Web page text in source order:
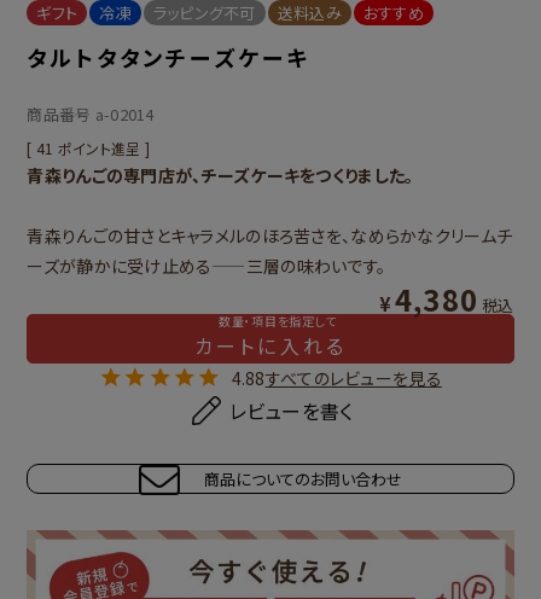
ギフト 冷凍 ラッピング不可 送料込み おすすめ
タルトタタンチーズケーキ
商品番号 a-02014
[ 41 ポイント進呈 ]
青森りんごの専門店が、チーズケーキをつくりました。
青森りんごの甘さとキャラメルのほろ苦さを、なめらかなクリームチ
ーズが静かに受け止める——三層の味わいです。
¥4,380 税込
数量・項目を指定して
カートに入れる
4.88すべてのレビューを見る
レビューを書く
商品についてのお問い合わせ